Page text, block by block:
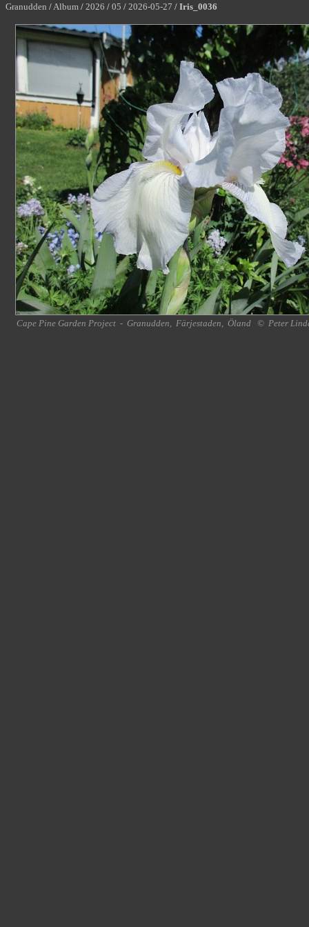
Granudden /Album / 2026 / 05 / 2026-05-27 / Iris_0036
Cape Pine Garden Project - Granudden, Färjestaden, Öland © Peter